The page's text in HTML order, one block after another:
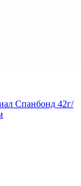
Спанбонд 42г/